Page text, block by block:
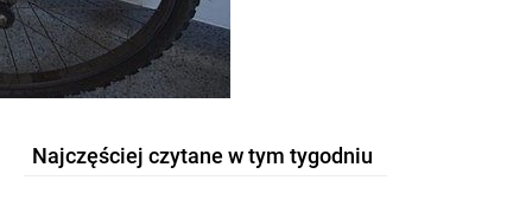
Najczęściej czytane w tym tygodniu